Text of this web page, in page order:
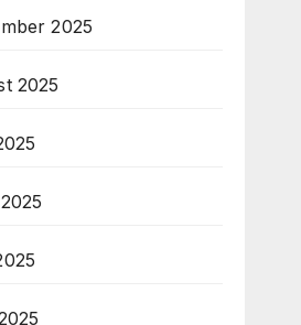
2025
2025